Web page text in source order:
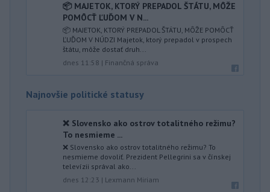
📦 MAJETOK, KTORÝ PREPADOL ŠTÁTU, MÔŽE
POMÔCŤ ĽUĎOM V N...
📦 MAJETOK, KTORÝ PREPADOL ŠTÁTU, MÔŽE POMÔCŤ
ĽUĎOM V NÚDZI Majetok, ktorý prepadol v prospech
štátu, môže dostať druh...
dnes 11:58 | Finančná správa
Najnovšie politické statusy
❌ Slovensko ako ostrov totalitného režimu?
To nesmieme ...
❌ Slovensko ako ostrov totalitného režimu? To
nesmieme dovoliť. Prezident Pellegrini sa v čínskej
televízii správal ako...
dnes 12:23 | Lexmann Miriam